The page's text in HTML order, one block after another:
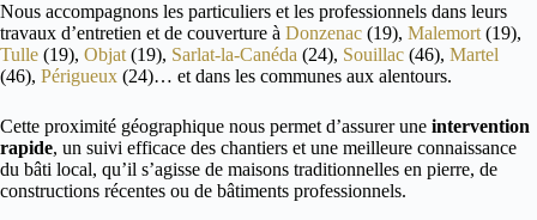
Nous accompagnons les particuliers et les professionnels dans leurs
travaux d’entretien et de couverture à Donzenac (19), Malemort (19),
Tulle (19), Objat (19), Sarlat-la-Canéda (24), Souillac (46), Martel
(46), Périgueux (24)… et dans les communes aux alentours.
Cette proximité géographique nous permet d’assurer une intervention
rapide, un suivi efficace des chantiers et une meilleure connaissance
du bâti local, qu’il s’agisse de maisons traditionnelles en pierre, de
constructions récentes ou de bâtiments professionnels.